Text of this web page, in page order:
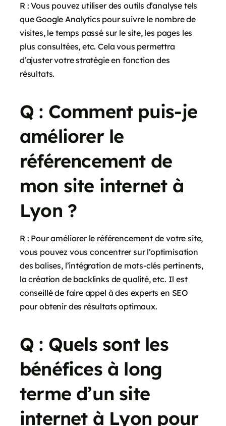
R : Vous pouvez utiliser des outils d’analyse tels
que Google Analytics pour suivre le nombre de
visites, le temps passé sur le site, les pages les
plus consultées, etc. Cela vous permettra
d’ajuster votre stratégie en fonction des
résultats.
Q : Comment puis-je
améliorer le
référencement de
mon site internet à
Lyon ?
R : Pour améliorer le référencement de votre site,
vous pouvez vous concentrer sur l’optimisation
des balises, l’intégration de mots-clés pertinents,
la création de backlinks de qualité, etc. Il est
conseillé de faire appel à des experts en SEO
pour obtenir des résultats optimaux.
Q : Quels sont les
bénéfices à long
terme d’un site
internet à Lyon pour